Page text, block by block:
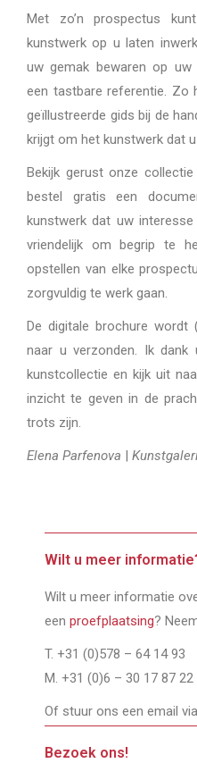
Met zo’n prospectus
kunstwerk op u laten
uw gemak bewaren op
een tastbare referentie. Zo
geïllustreerde gids bij de
krijgt om het kunstwerk dat
Bekijk gerust onze
bestel gratis een
kunstwerk dat uw
vriendelijk om begrip te
opstellen van elke
zorgvuldig te werk gaan.
De digitale brochure wordt
naar u verzonden. Ik
kunstcollectie en kijk uit
inzicht te geven in de
trots zijn.
Elena Parfenova
Wilt u meer
Wilt u meer informatie
een proefplaatsing?
T. +31 (0)578 – 64 14 93
M. +31 (0)6 – 30 17 87 22
Of stuur ons een email
Bezoek ons!